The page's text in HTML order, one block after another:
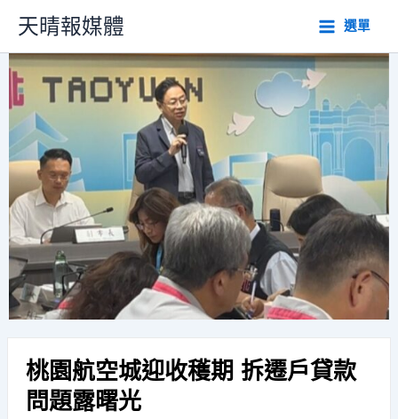
主
要
內
容
天晴報媒體 選單
桃園航空城迎收穫期 拆遷戶貸款
問題露曙光